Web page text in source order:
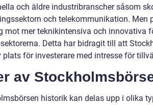
och äldre industribranscher såsom
och telekommunikation. Men
mot mer teknikintensiva och innovativa
Detta har bidragit till att
plats för investerare med intresse för
av
historik kan delas upp i olika